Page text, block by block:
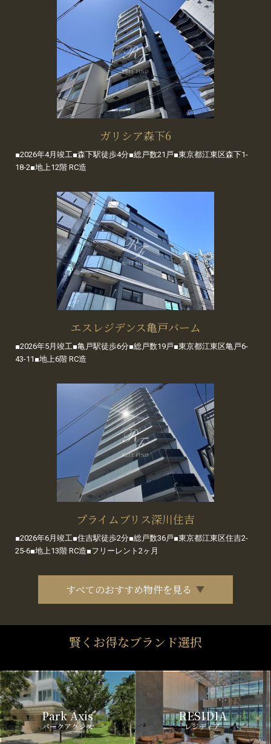
ガリシア森下6
■2026年4月竣工■森下駅徒歩4分■総戸数21戸■東京都江東区森下1-
18-2■地上12階 RC造
エスレジデンス亀戸バーム
■2026年5月竣工■亀戸駅徒歩6分■総戸数19戸■東京都江東区亀戸6-
43-11■地上6階 RC造
プライムブリス深川住吉
■2026年6月竣工■住吉駅徒歩2分■総戸数36戸■東京都江東区住吉2-
25-6■地上13階 RC造■フリーレント2ヶ月
すべてのおすすめ物件を見る
賢くお得なブランド選択
Park Axis
パークアクシス
RESIDIA
レジディア